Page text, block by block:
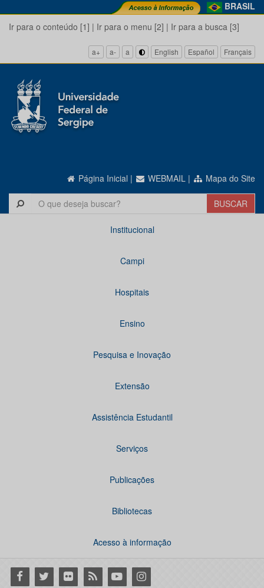
BRASIL
Ir para o conteúdo [1] | Ir para o menu [2] | Ir para a busca [3]
a+ a- a English Español Français
Página Inicial | WEBMAIL | Mapa do Site
Institucional
Campi
Hospitais
Ensino
Pesquisa e Inovação
Extensão
Assistência Estudantil
Serviços
Publicações
Bibliotecas
Acesso à informação
Facebook
Twitter Flickr RSS YoutubeInstagram